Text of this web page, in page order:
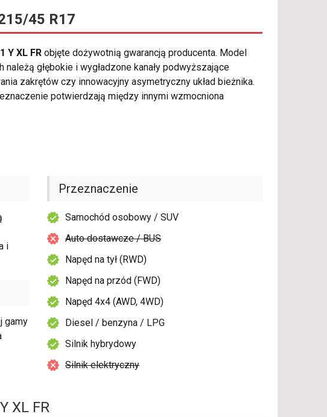
45 R17
Y XL FR objęte dożywotnią gwarancją producenta. Model
głębokie i wygładzone kanały podwyższające
zakrętów czy innowacyjny asymetryczny układ bieżnika.
potwierdzają między innymi wzmocniona
i
gamy
Przeznaczenie
Samochód osobowy / SUV
Auto dostawcze / BUS
Napęd na tył (RWD)
Napęd na przód (FWD)
Napęd 4x4 (AWD, 4WD)
Diesel / benzyna / LPG
Silnik hybrydowy
Silnik elektryczny
XL FR